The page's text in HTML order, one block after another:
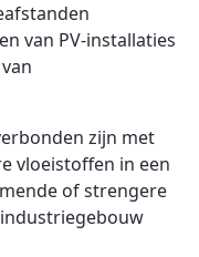
van PV-installaties
zijn met
vloeistoffen in een
of strengere